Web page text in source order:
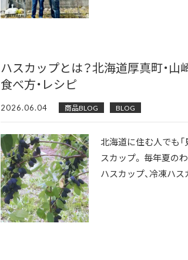
ハスカップとは？北海道厚真町・山
食べ方・レシピ
2026.06.04 商品BLOG BLOG
北海道に住む人でも「
スカップ。 毎年夏の
ハスカップ、冷凍ハ